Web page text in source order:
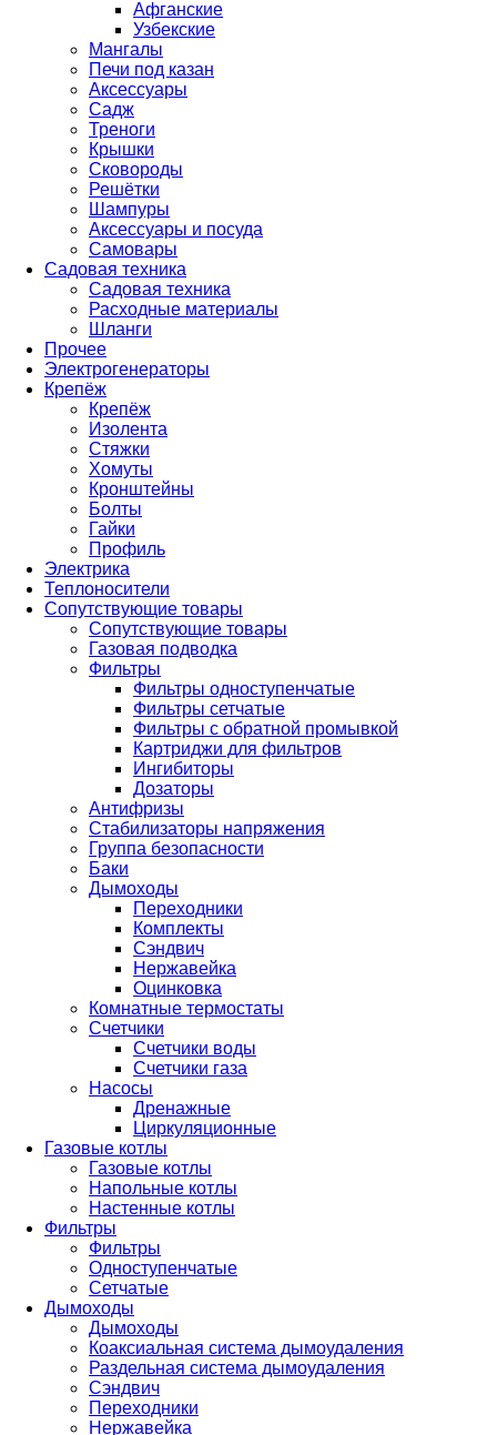
Афганские
Узбекские
Мангалы
Печи под казан
Аксессуары
Садж
Треноги
Крышки
Сковороды
Решётки
Шампуры
Аксессуары и посуда
Самовары
Садовая техника
Садовая техника
Расходные материалы
Шланги
Прочее
Электрогенераторы
Крепёж
Крепёж
Изолента
Стяжки
Хомуты
Кронштейны
Болты
Гайки
Профиль
Электрика
Теплоносители
Сопутствующие товары
Сопутствующие товары
Газовая подводка
Фильтры
Фильтры одноступенчатые
Фильтры сетчатые
Фильтры с обратной промывкой
Картриджи для фильтров
Ингибиторы
Дозаторы
Антифризы
Стабилизаторы напряжения
Группа безопасности
Баки
Дымоходы
Переходники
Комплекты
Сэндвич
Нержавейка
Оцинковка
Комнатные термостаты
Счетчики
Счетчики воды
Счетчики газа
Насосы
Дренажные
Циркуляционные
Газовые котлы
Газовые котлы
Напольные котлы
Настенные котлы
Фильтры
Фильтры
Одноступенчатые
Сетчатые
Дымоходы
Дымоходы
Коаксиальная система дымоудаления
Раздельная система дымоудаления
Сэндвич
Переходники
Нержавейка